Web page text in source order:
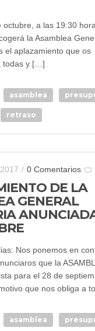
octubre, a las 19:30
la Asamblea
el aplazamiento que os
todas y […]
asamblea
retraso
/ 0 Comentarios
DE LA
GENERAL
Nos ponemos en
que la
para el 28 de
que nos obliga a
asamblea